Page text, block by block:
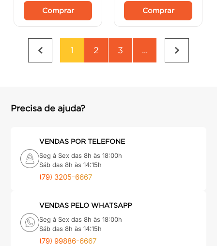
Comprar Comprar
1 2 3 ...
Precisa de ajuda?
VENDAS POR TELEFONE
Seg à Sex das 8h às 18:00h
Sáb das 8h às 14:15h
(79) 3205-6667
VENDAS PELO WHATSAPP
Seg à Sex das 8h às 18:00h
Sáb das 8h às 14:15h
(79) 99886-6667